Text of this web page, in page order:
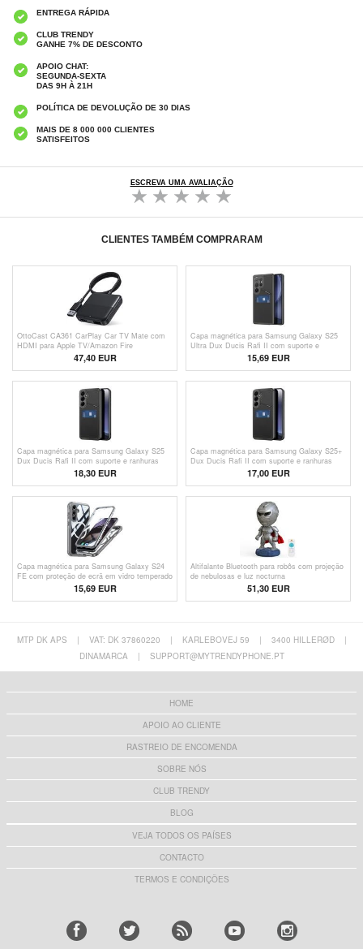
ENTREGA RÁPIDA
CLUB TRENDY
GANHE 7% DE DESCONTO
APOIO CHAT:
SEGUNDA-SEXTA
DAS 9H À 21H
POLÍTICA DE DEVOLUÇÃO DE 30 DIAS
MAIS DE 8 000 000 CLIENTES
SATISFEITOS
ESCREVA UMA AVALIAÇÃO
CLIENTES TAMBÉM COMPRARAM
OttoCast CA361 CarPlay Car TV Mate com
HDMI para Apple TV/Amazon Fire
47,40 EUR
Capa magnética para Samsung Galaxy S25
Ultra Dux Ducis Rafi II com suporte e
ranhuras para cartões - Preto
15,69 EUR
Capa magnética para Samsung Galaxy S25
Dux Ducis Rafi II com suporte e ranhuras
para cartões - Preto18,30 EUR
Capa magnética para Samsung Galaxy S25+
Dux Ducis Rafi II com suporte e ranhuras
para cartões - Preto17,00 EUR
Capa magnética para Samsung Galaxy S24
FE com proteção de ecrã em vidro temperado
- Compatível com MagSafe - Cinzento
15,69 EUR
Altifalante Bluetooth para robôs com projeção
de nebulosas e luz nocturna
51,30 EUR
MTP DK APS | VAT: DK 37860220 | KARLEBOVEJ 59 | 3400 HILLERØD
|
DINAMARCA
| SUPPORT@MYTRENDYPHONE.PT
HOME
APOIO AO CLIENTE
RASTREIO DE ENCOMENDA
SOBRE NÓS
CLUB TRENDY
BLOG
VEJA TODOS OS PAÍSES
CONTACTO
TERMOS E CONDIÇÕES